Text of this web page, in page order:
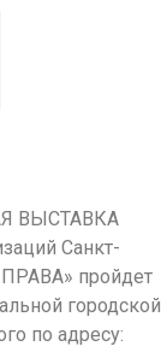
ВЫСТАВКА
Санкт-
пройдет
городской
по адресу: